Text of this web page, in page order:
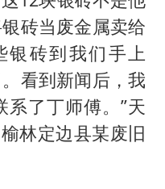
砖当废金属卖给
银砖到我们手上
看到新闻后，我
了丁师傅。”天
林定边县某废旧